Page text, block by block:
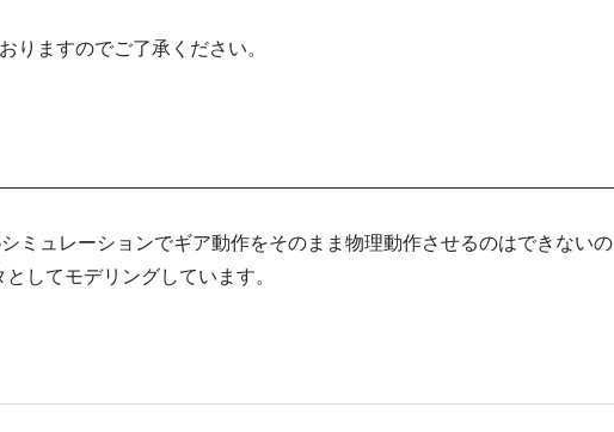
りますのでご了承ください。
ミュレーションでギア動作をそのまま物理動作させるのはできないの
してモデリングしています。